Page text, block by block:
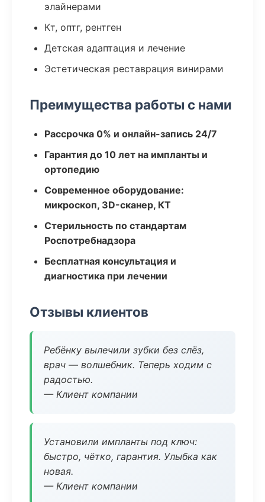
элайнерами
Кт, оптг, рентген
Детская адаптация и лечение
Эстетическая реставрация винирами
Преимущества работы с нами
Рассрочка 0% и онлайн-запись 24/7
Гарантия до 10 лет на импланты и
ортопедию
Современное оборудование:
микроскоп, 3D-сканер, КТ
Стерильность по стандартам
Роспотребнадзора
Бесплатная консультация и
диагностика при лечении
Отзывы клиентов
Ребёнку вылечили зубки без слёз,
врач — волшебник. Теперь ходим с
радостью.
— Клиент компании
Установили импланты под ключ:
быстро, чётко, гарантия. Улыбка как
новая.
— Клиент компании